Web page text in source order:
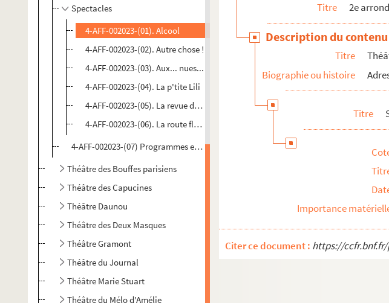
Spectacles
4-AFF-002023-(01). Alcool
4-AFF-002023-(02). Autre chose !
4-AFF-002023-(03). Aux... nues...
4-AFF-002023-(04). La p'tite Lili
4-AFF-002023-(05). La revue de l'ABC
4-AFF-002023-(06). La route fleurie
4-AFF-002023-(07) Programmes et divers
Théâtre des Bouffes parisiens
Théâtre des Capucines
Théâtre Daunou
Théâtre des Deux Masques
Théâtre Gramont
Théâtre du Journal
Théâtre Marie Stuart
Théâtre du Mélo d'Amélie
Titre 2e
Description du contenu
Titre
Biographie ou histoire
Titre
Importance
Citer ce document : https://ccfr.bnf.fr/